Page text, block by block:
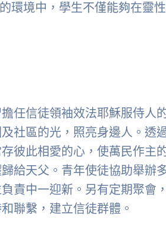
環境中，學生不僅能夠在靈
任信徒領袖效法耶穌服侍人
社區的光，照亮身邊人。透
彼此相愛的心，使萬民作主
給天父。青年使徒協助舉辦
責中一迎新。另有定期聚會
聯繫，建立信徒群體。